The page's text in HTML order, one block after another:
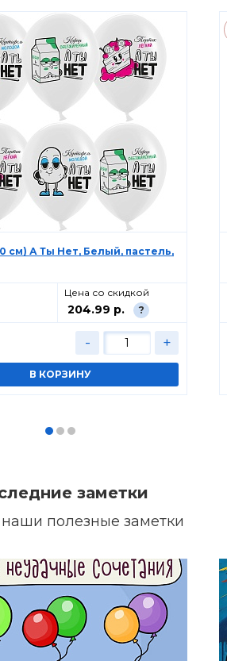
см) А Ты Нет, Белый, пастель,
Цена со скидкой
204.99 р. ?
- +
заметки
полезные заметки